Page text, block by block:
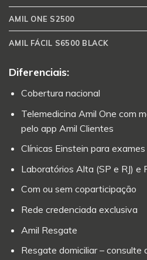
AMIL ONE S2500
AMIL FÁCIL S6500 BLACK
Diferenciais:
Cobertura nacional
Telemedicina Amil One com
pelo app Amil Clientes
Clínicas Einstein para exames
Laboratórios Alta (SP e RJ) e
Com ou sem coparticipação
Rede credenciada exclusiva
Amil Resgate
Resgate domiciliar – consulte